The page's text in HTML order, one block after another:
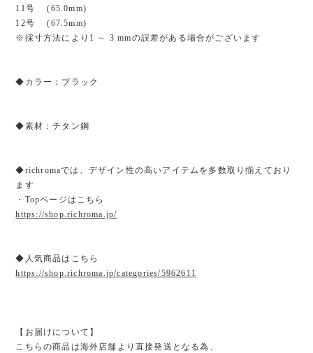
11号 (65.0mm)
12号 (67.5mm)
※採寸方法により1 ～ 3 mmの誤差がある場合がございます
◆カラー：ブラック
◆素材：チタン鋼
◆richromaでは、デザイン性の高いアイテムを多数取り揃えており
ます
・Topページはこちら
https://shop.richroma.jp/
◆人気商品はこちら
https://shop.richroma.jp/categories/5962611
【お届けについて】
こちらの商品は海外店舗より直接発送となる為、